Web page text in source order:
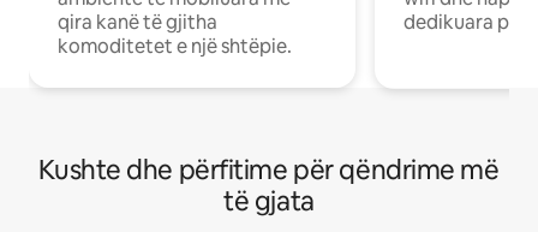
qira kanë të gjitha
komoditetet e një shtëpie.
dedikuara
Kushte dhe përfitime për qëndrime më
të gjata